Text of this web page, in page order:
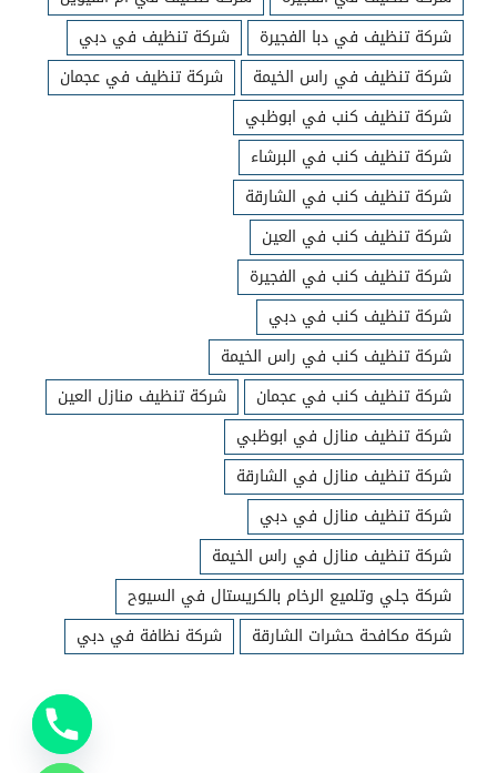
شركة تنظيف في دبا الفجيرة
شركة تنظيف في دبي
شركة تنظيف في راس الخيمة
شركة تنظيف في عجمان
شركة تنظيف كنب في ابوظبي
شركة تنظيف كنب في البرشاء
شركة تنظيف كنب في الشارقة
شركة تنظيف كنب في العين
شركة تنظيف كنب في الفجيرة
شركة تنظيف كنب في دبي
شركة تنظيف كنب في راس الخيمة
شركة تنظيف كنب في عجمان
شركة تنظيف منازل العين
شركة تنظيف منازل في ابوظبي
شركة تنظيف منازل في الشارقة
شركة تنظيف منازل في دبي
شركة تنظيف منازل في راس الخيمة
شركة جلي وتلميع الرخام بالكريستال في السيوح
شركة مكافحة حشرات الشارقة
شركة نظافة في دبي